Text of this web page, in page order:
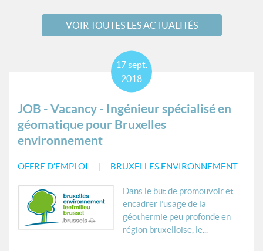
VOIR TOUTES LES ACTUALITÉS
JOB - Vacancy - Ingénieur spécialisé en
géomatique pour Bruxelles
environnement
OFFRE D'EMPLOI BRUXELLES ENVIRONNEMENT
17sept.
2018
Dans le but de promouvoir et
encadrer l’usage de la
géothermie peu profonde en
région bruxelloise, le...